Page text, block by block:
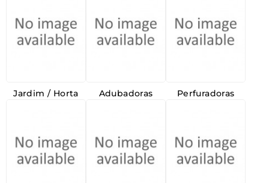
Jardim / Horta Adubadoras Perfuradoras